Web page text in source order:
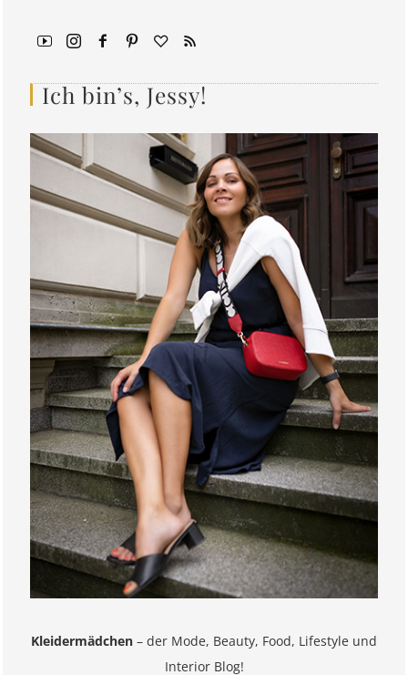
Ich bin’s, Jessy!
Kleidermädchen – der Mode, Beauty, Food, Lifestyle und
Interior Blog!